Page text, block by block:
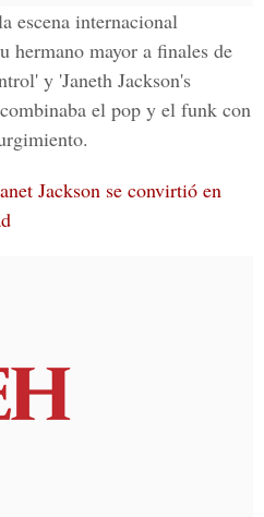
escena internacional
hermano mayor a finales de
y 'Janeth Jackson's
el pop y el funk con
Jackson se convirtió en